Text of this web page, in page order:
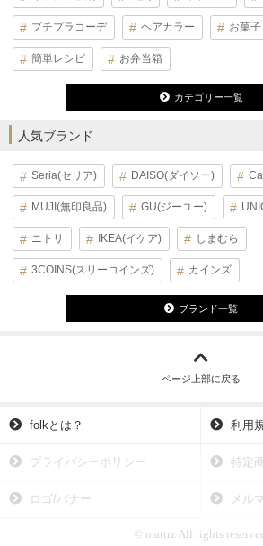
プチプラコーデ ヘアカラー お菓
簡単レシピ お弁当箱
カテゴリー一覧
人気ブランド
Seria(セリア) DAISO(ダイソー)
MUJI(無印良品) GU(ジーユー)
ニトリ IKEA(イケア) しまむら
3COINS(スリーコインズ) カインズ
ブランド一覧
ページ上部に戻る
folkとは？ 利用
プライバシーポリシー 特定
ロゴ/バナー メル
© mattrz All rights